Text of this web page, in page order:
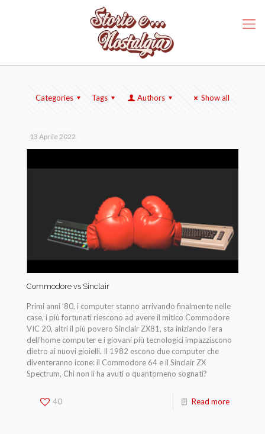
Categories Tags Authors Show all
13 Aprile 2022
Commodore vs Sinclair
Primi anni ’80, i computer stanno arrivando finalmente nelle
case, i più fortunati riescono ad avere il mitico Commodore
VIC 20, altri il più povero Sinclair ZX81, sta iniziando l’era
dell’home computer e i giovani più tecnologici impazziscono
dietro ai nuovi gioielli. Il 1982 escono due computer che
diventeranno icone: il Commodore 64 e il Sinclair ZX
Spectrum, Chi non li ha avuti o quantomeno sognati?
40 Read more